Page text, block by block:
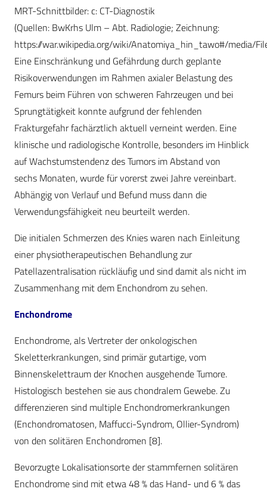
MRT-Schnittbilder: c: CT-Diagnostik
(Quellen: BwKrhs Ulm – Abt. Radiologie; Zeichnung:
https://war.wikipedia.org/wiki/Anatomiya_hin_tawo#/media/
Eine Einschränkung und Gefährdung durch geplante
Risikoverwendungen im Rahmen axialer Belastung des
Femurs beim Führen von schweren Fahrzeugen und bei
Sprungtätigkeit konnte aufgrund der fehlenden
Frakturgefahr fachärztlich aktuell verneint werden. Eine
klinische und radiologische Kontrolle, besonders im Hinblick
auf Wachstumstendenz des Tumors im Abstand von
sechs Monaten, wurde für vorerst zwei Jahre vereinbart.
Abhängig von Verlauf und Befund muss dann die
Verwendungsfähigkeit neu beurteilt werden.
Die initialen Schmerzen des Knies waren nach Einleitung
einer physiotherapeutischen Behandlung zur
Patellazentralisation rückläufig und sind damit als nicht im
Zusammenhang mit dem Enchondrom zu sehen.
Enchondrome
Enchondrome, als Vertreter der onkologischen
Skeletterkrankungen, sind primär gutartige, vom
Binnenskelettraum der Knochen ausgehende Tumore.
Histologisch bestehen sie aus chondralem Gewebe. Zu
differenzieren sind multiple Enchondromerkrankungen
(Enchondromatosen, Maffucci-Syndrom, Ollier-Syndrom)
von den solitären Enchondromen [8].
Bevorzugte Lokalisationsorte der stammfernen solitären
Enchondrome sind mit etwa 48 % das Hand- und 6 % das